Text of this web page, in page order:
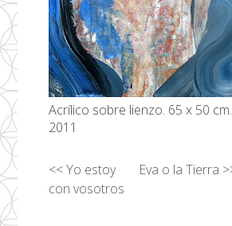
Acrílico sobre lienzo. 65 x 50 cm.
2011
Eva o la Tierra
Yo estoy
con vosotros